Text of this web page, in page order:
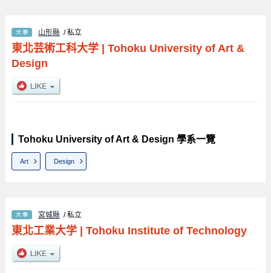
山形縣 / 私立
東北芸術工科大学| Tohoku University of Art &
Design
Tohoku University of Art & Design 學系一覽
Art Design
宮城縣 / 私立
東北工業大学| Tohoku Institute of Technology